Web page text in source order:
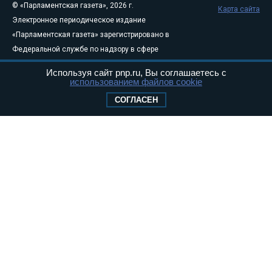
© «Парламентская газета», 2026 г.
Электронное периодическое издание
«Парламентская газета» зарегистрировано в
Федеральной службе по надзору в сфере
связи, информационных технологий и
массовых коммуникаций (Роскомнадзор) 05
Свидетельство о регистрации Эл № ФС77-
Карта сайта
Используя сайт pnp.ru, Вы соглашаетесь с
использованием файлов cookie
СОГЛАСЕН